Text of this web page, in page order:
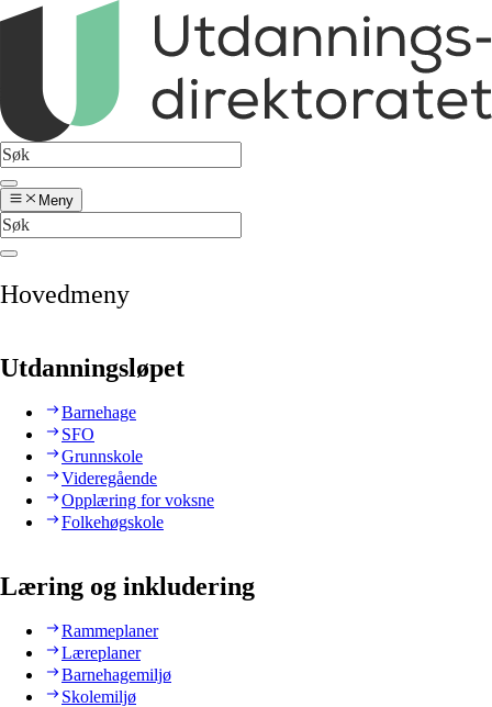
Meny
Hovedmeny
Utdanningsløpet
Barnehage
SFO
Grunnskole
Videregående
Opplæring for voksne
Folkehøgskole
Læring og inkludering
Rammeplaner
Læreplaner
Barnehagemiljø
Skolemiljø